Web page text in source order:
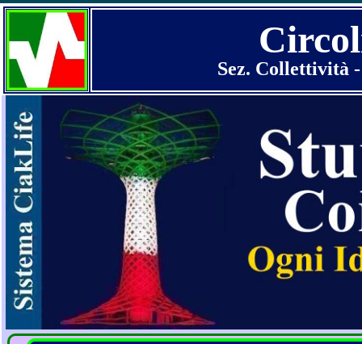
Sez. Collettività